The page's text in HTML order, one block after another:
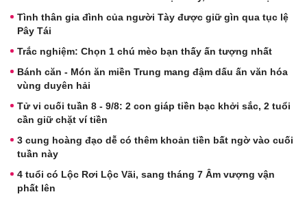
Tình thân gia đình của người Tày được giữ gìn qua tục lệ
Pây Tái
Trắc nghiệm: Chọn 1 chú mèo bạn thấy ấn tượng nhất
Bánh căn - Món ăn miền Trung mang đậm dấu ấn văn hóa
vùng duyên hải
Tử vi cuối tuần 8 - 9/8: 2 con giáp tiền bạc khởi sắc, 2 tuổi
cần giữ chặt ví tiền
3 cung hoàng đạo dễ có thêm khoản tiền bất ngờ vào cuối
tuần này
4 tuổi có Lộc Rơi Lộc Vãi, sang tháng 7 Âm vượng vận
phất lên